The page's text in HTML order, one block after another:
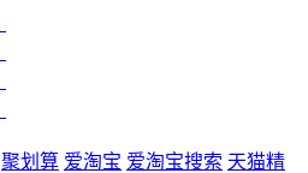
聚划算 爱淘宝 爱淘宝搜索 天猫精